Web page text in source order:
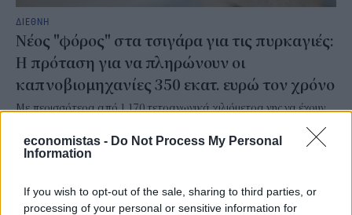
economistas - Do Not Process My Personal
Information
If you wish to opt-out of the sale, sharing to third parties, or
processing of your personal or sensitive information for
ΔΙΕΘΝΗ
Νέος "φόρος" στα τσιγάρα για τις πυρκαγιές:
Η πρόταση για να πληρώνουν οι
καπνοβιομηχανίες 350 εκατ. ευρώ τον χρόνο
Με περισσότερα από 1.170 τετραγωνικά χιλιόμετρα γης να έχουν
τελευταίων ετών στο μέτωπο των πυρκαγιών. Μέσα σε αυτό το
κλίμα, πληθαίνουν οι προτάσεις για νέα μέτρα πρόληψης, με μία
καπνοβιομηχανίες και το περιβαλλοντικό κόστος των
αποτσίγαρων.